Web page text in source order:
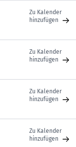
Zu Kalender
hinzufügen
Zu Kalender
hinzufügen
Zu Kalender
hinzufügen
Zu Kalender
hinzufügen